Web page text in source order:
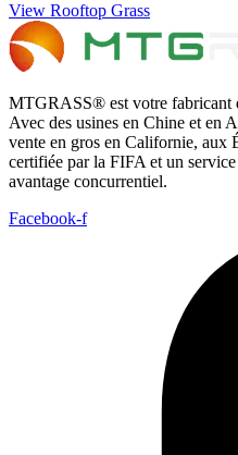
View Rooftop Grass
MTGRASS® est votre fabricant
Avec des usines en Chine et en
vente en gros en Californie, aux
certifiée par la FIFA et un
avantage concurrentiel.
Facebook-f